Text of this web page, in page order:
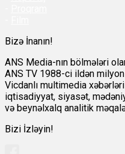
Bizə İnanın!
ANS Media-nın bölmələri
ANS TV 1988-ci ildən
Vicdanlı multimedia
iqtisadiyyat, siyasət,
və beynəlxalq analitik
Bizi İzləyin!